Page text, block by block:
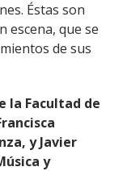
Éstas son
escena, que se
de sus
la Facultad de
y Javier
y